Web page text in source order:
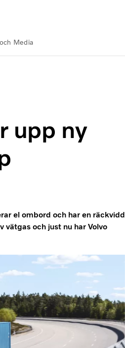
Media
upp ny
el ombord och har en räckvidd
och just nu har Volvo